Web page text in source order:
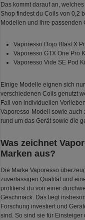
Das kommt darauf an,
Shop findest du Coils von 0,2
Modellen und ihre passenden
Vaporesso Dojo Blast X
Vaporesso GTX One Pro
Vaporesso Vide SE Pod
Einige Modelle eignen sich
verschiedenen Coils genutzt
Fall von individuellen
Vaporesso-Modell sowie
rund um das Gerät sowie die
Was zeichnet
Marken aus?
Die Marke Vaporesso
zuverlässigen Qualität und
profitierst du von einer
Geschmack. Das liegt
Forschung investiert und
sind. So sind sie für